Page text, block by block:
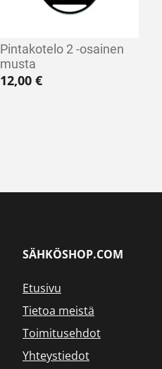
Pintakotelo 2 -osainen
musta
12,00€
SÄHKÖSHOP.COM
Etusivu
Tietoa meistä
Toimitusehdot
Yhteystiedot